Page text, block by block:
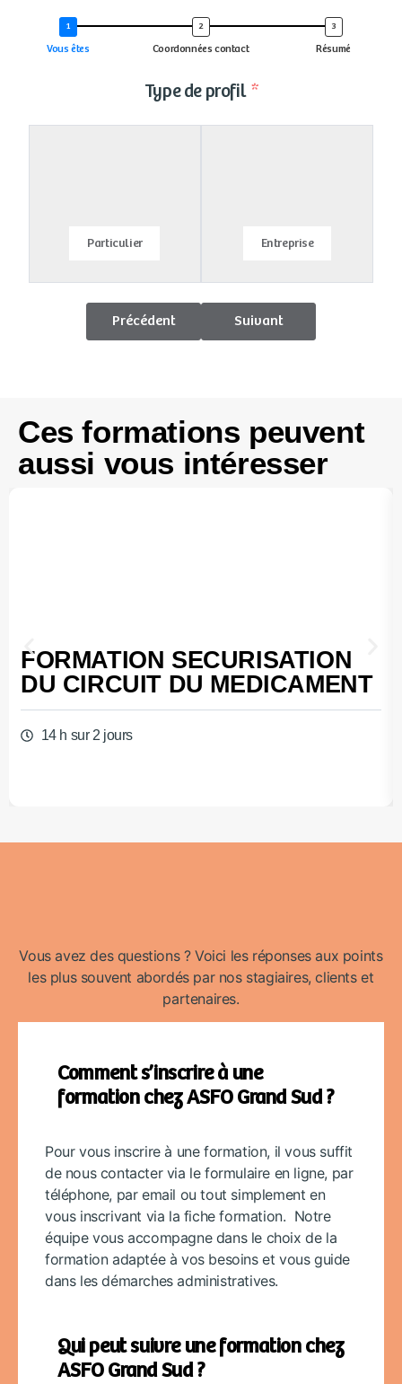
Vous êtes Coordonnées contact Résumé
Type de profil
Particulier Entreprise
Précédent Suivant
Ces formations peuvent
aussi vous intéresser
FORMATION SECURISATION
DU CIRCUIT DU MEDICAMENT
14 h sur 2 jours
Vous avez des questions ? Voici les réponses aux points
les plus souvent abordés par nos stagiaires, clients et
partenaires.
Comment s’inscrire à une
formation chez ASFO Grand Sud ?
Pour vous inscrire à une formation, il vous suffit
de nous contacter via le formulaire en ligne, par
téléphone, par email ou tout simplement en
vous inscrivant via la fiche formation. Notre
équipe vous accompagne dans le choix de la
formation adaptée à vos besoins et vous guide
dans les démarches administratives.
Qui peut suivre une formation chez
ASFO Grand Sud ?